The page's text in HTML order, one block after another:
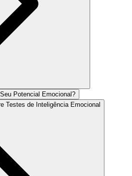
Potencial Emocional?
Testes de Inteligência Emocional